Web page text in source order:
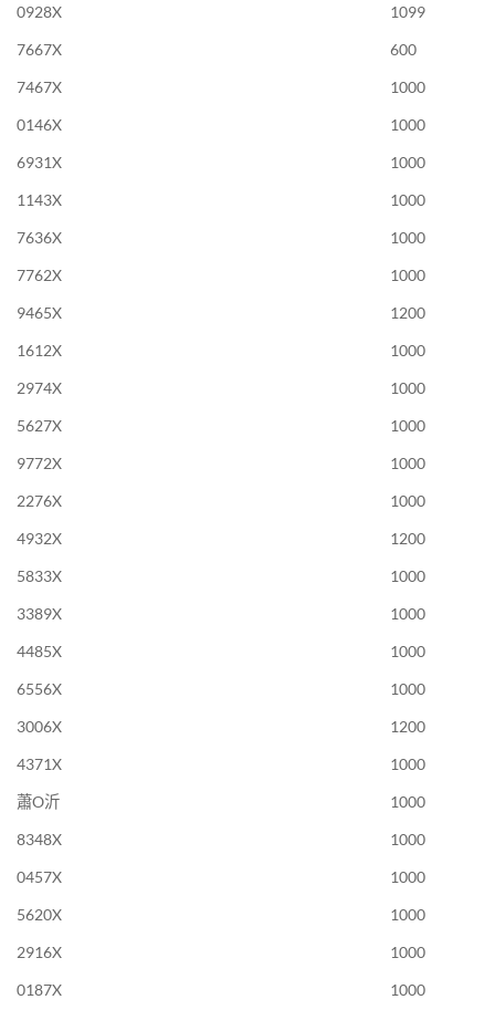
0928X
1099
7667X
600
7467X
1000
0146X
1000
6931X
1000
1143X
1000
7636X
1000
7762X
1000
9465X
1200
1612X
1000
2974X
1000
5627X
1000
9772X
1000
2276X
1000
4932X
1200
5833X
1000
3389X
1000
4485X
1000
6556X
1000
3006X
1200
4371X
1000
蕭O沂
1000
8348X
1000
0457X
1000
5620X
1000
2916X
1000
0187X
1000